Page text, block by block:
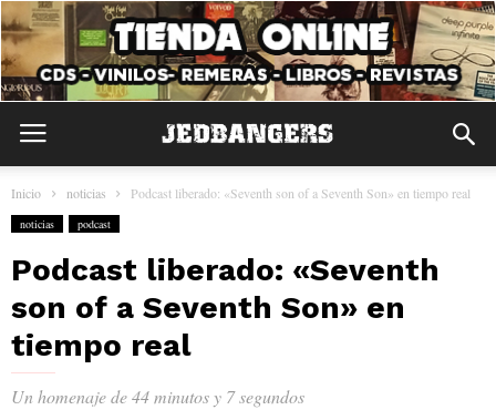
Inicio noticias Podcast liberado: «Seventh son of a Seventh Son» en tiempo real
noticias podcast
Podcast liberado: «Seventh
son of a Seventh Son» en
tiempo real
Un homenaje de 44 minutos y 7 segundos